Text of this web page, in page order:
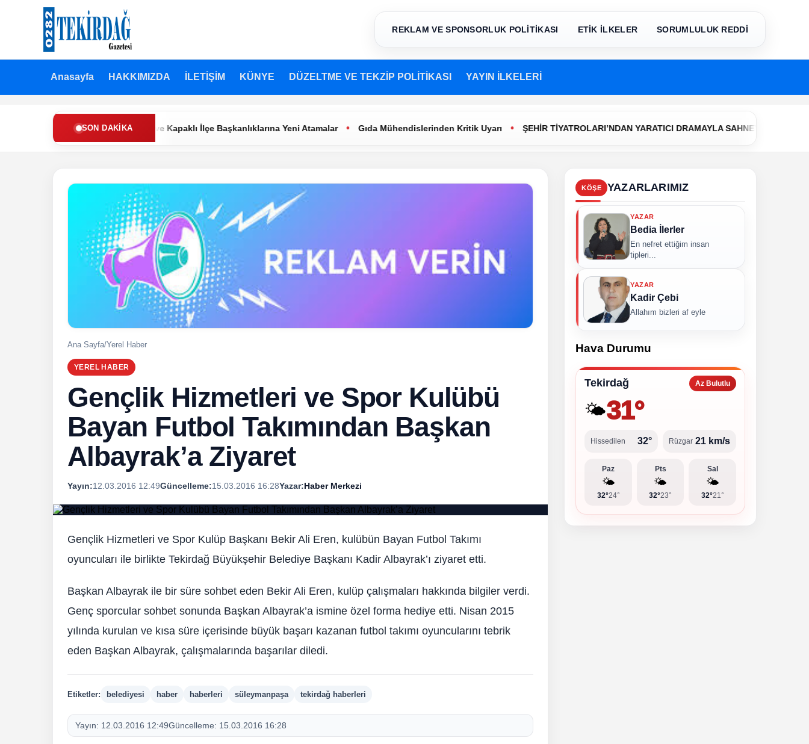
REKLAM VE SPONSORLUK POLİTİKASI ETİK İLKELER SORUMLULUK REDDİ
Anasayfa HAKKIMIZDA İLETİŞİM KÜNYE DÜZELTME VE TEKZİP POLİTİKASI YAYIN İLKELERİ
SON DAKIKA
Refah Partisi’nde Muratlı ve Kapaklı İlçe Başkanlıklarına Yeni Atamalar • Gıda Mühendislerinden Kritik Uyarı • ŞEHİR TİYATROLARI’NDAN YARATICI DRAMAYLA SAHNEYE İLK ADIM
Ana Sayfa/Yerel Haber
YEREL HABER
Gençlik Hizmetleri ve Spor Kulübü
Bayan Futbol Takımından Başkan
Albayrak’a Ziyaret
Yayın:12.03.2016 12:49Güncelleme:15.03.2016 16:28Yazar:Haber Merkezi
Gençlik Hizmetleri ve Spor Kulüp Başkanı Bekir Ali Eren, kulübün Bayan Futbol Takımı
oyuncuları ile birlikte Tekirdağ Büyükşehir Belediye Başkanı Kadir Albayrak’ı ziyaret etti.
Başkan Albayrak ile bir süre sohbet eden Bekir Ali Eren, kulüp çalışmaları hakkında bilgiler verdi.
Genç sporcular sohbet sonunda Başkan Albayrak’a ismine özel forma hediye etti. Nisan 2015
yılında kurulan ve kısa süre içerisinde büyük başarı kazanan futbol takımı oyuncularını tebrik
eden Başkan Albayrak, çalışmalarında başarılar diledi.
Etiketler: belediyesi haber haberleri süleymanpaşa tekirdağ haberleri
Yayın: 12.03.2016 12:49Güncelleme: 15.03.2016 16:28
KÖŞE YAZARLARIMIZ
YAZAR
Bedia İlerler
En nefret ettiğim insan
tipleri...
YAZAR
Kadir Çebi
Allahım bizleri af eyle
Hava Durumu
Tekirdağ Az Bulutlu
🌤️31°
Hissedilen 32° Rüzgar 21 km/s
Paz
🌤️
32°24°
Pts
🌤️
32°23°
Sal
🌤️
32°21°